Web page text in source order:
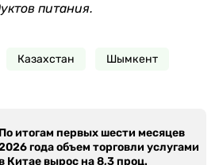
питания.
Казахстан Шымкент
По итогам первых шести месяцев
года объем торговли услугами
Китае вырос на 8,3 проц.